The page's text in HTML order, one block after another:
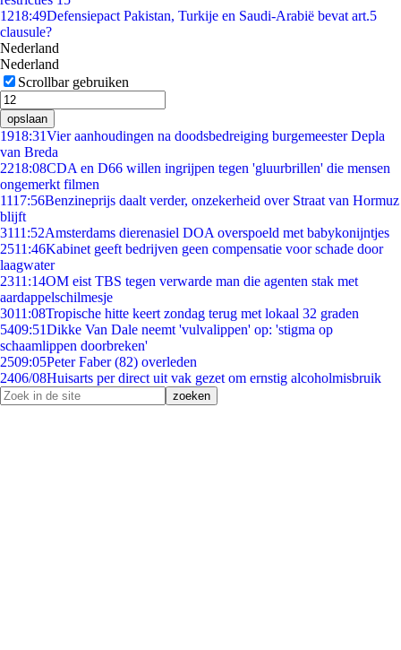
1218:49Defensiepact Pakistan, Turkije en Saudi-Arabië bevat art.5
clausule?
Nederland
Nederland
Scrollbar gebruiken
opslaan
1918:31Vier aanhoudingen na doodsbedreiging burgemeester Depla
van Breda
2218:08CDA en D66 willen ingrijpen tegen 'gluurbrillen' die mensen
ongemerkt filmen
1117:56Benzineprijs daalt verder, onzekerheid over Straat van Hormuz
blijft
3111:52Amsterdams dierenasiel DOA overspoeld met babykonijntjes
2511:46Kabinet geeft bedrijven geen compensatie voor schade door
laagwater
2311:14OM eist TBS tegen verwarde man die agenten stak met
aardappelschilmesje
3011:08Tropische hitte keert zondag terug met lokaal 32 graden
5409:51Dikke Van Dale neemt 'vulvalippen' op: 'stigma op
schaamlippen doorbreken'
2509:05Peter Faber (82) overleden
2406/08Huisarts per direct uit vak gezet om ernstig alcoholmisbruik